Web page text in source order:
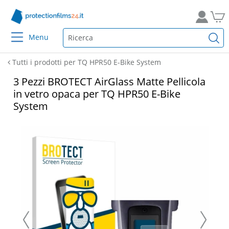
Menu
Tutti i prodotti per TQ HPR50 E-Bike System
3 Pezzi BROTECT AirGlass Matte Pellicola
in vetro opaca per TQ HPR50 E-Bike
System